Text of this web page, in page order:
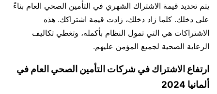
يتم تحديد قيمة الاشتراك الشهري في التأمين الصحي العام بناءً
على دخلك. كلما زاد دخلك، زادت قيمة اشتراكك. هذه
الاشتراكات هي التي تمول النظام بأكمله، وتغطي تكاليف
الرعاية الصحية لجميع المؤمن عليهم.
ارتفاع الاشتراك في شركات التأمين الصحي العام في
ألمانيا 2024